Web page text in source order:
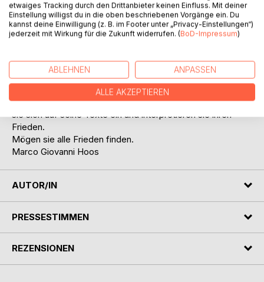
tiefgründiger und persönlicher das erste Werk aus seiner
neuen Poesie Trilogie Mutter Erde.
Das erste Werk nennt sich ganz schlicht
Die Welt in Frieden
Leidenschaft zu Gedichten und Zitaten.
Wird unsere Welt den Frieden finden den sie verdient oder
hat sie ihn bereits mit unserer Hilfe erfahren dürfen?
Es ist wie immer alles eine Sache der Perspektive, lassen
sie sich auf seine Texte ein und interpretieren sie ihren
Frieden.
Mögen sie alle Frieden finden.
Marco Giovanni Hoos
AUTOR/IN
PRESSESTIMMEN
REZENSIONEN
etwaiges Tracking durch den Drittanbieter keinen Einfluss. Mit deiner
Einstellung willigst du in die oben beschriebenen Vorgänge ein. Du
kannst deine Einwilligung (z. B. im Footer unter „Privacy-Einstellungen“)
jederzeit mit Wirkung für die Zukunft widerrufen. (BoD-Impressum)
ABLEHNEN ANPASSEN
ALLE AKZEPTIEREN